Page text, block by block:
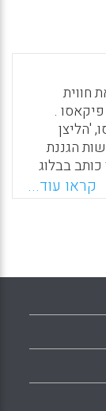
חווית
.
'הליצן
הגננת
בבלוג
שלהם.
הם חושבים
קראו עוד...